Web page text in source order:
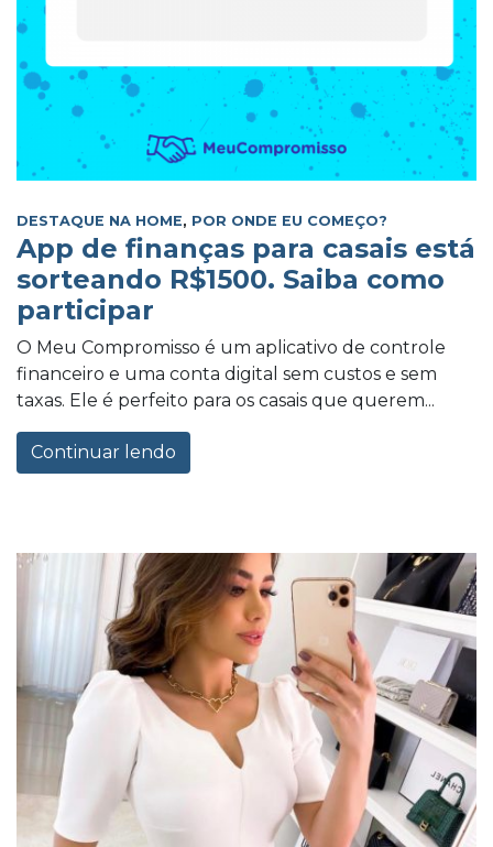
DESTAQUE NA HOME, POR ONDE EU COMEÇO?
App de finanças para casais está
sorteando R$1500. Saiba como
participar
O Meu Compromisso é um aplicativo de controle
financeiro e uma conta digital sem custos e sem
taxas. Ele é perfeito para os casais que querem...
Continuar lendo